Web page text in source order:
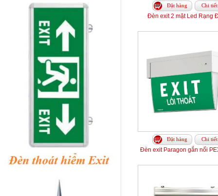
Đặt hàng Chi tiết
Đèn exit 2 mặt Led Rạng
Đặt hàng Chi tiết
Đèn exit Paragon gắn nổi